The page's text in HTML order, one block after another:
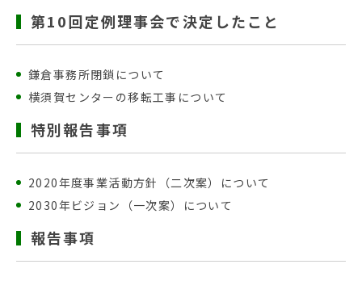
第10回定例理事会で決定したこと
鎌倉事務所閉鎖について
横須賀センターの移転工事について
特別報告事項
2020年度事業活動方針（二次案）について
2030年ビジョン（一次案）について
報告事項